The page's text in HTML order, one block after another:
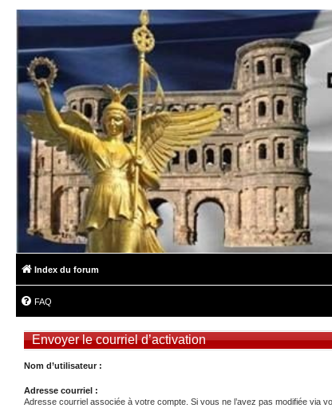
Index du forum
FAQ
Envoyer le courriel d’activation
Nom d’utilisateur :
Adresse courriel :
Adresse courriel associée à votre compte. Si vous ne l’avez pas modifiée via